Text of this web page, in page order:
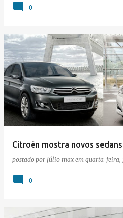
0
Citroën mostra novos sedans
postado por júlio max em quarta-feira,
0